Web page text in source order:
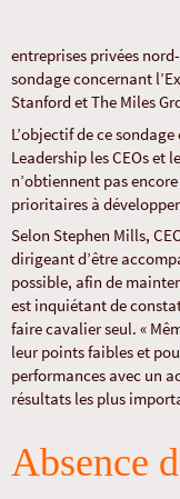
entreprises privées
sondage concernant
Stanford et The Miles
L’objectif de ce
Leadership les CEOs et
n’obtiennent pas
prioritaires à
Selon Stephen Mills,
dirigeant d’être
possible, afin de
est inquiétant de
faire cavalier seul. «
leur points faibles et
performances avec un
résultats les plus
Absence